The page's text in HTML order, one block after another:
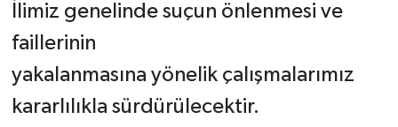
İlimiz genelinde suçun önlenmesi ve
faillerinin
yakalanmasına yönelik çalışmalarımız
kararlılıkla sürdürülecektir.